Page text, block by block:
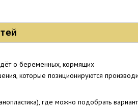
о беременных, кормящих
которые позиционируются
где можно подобрать